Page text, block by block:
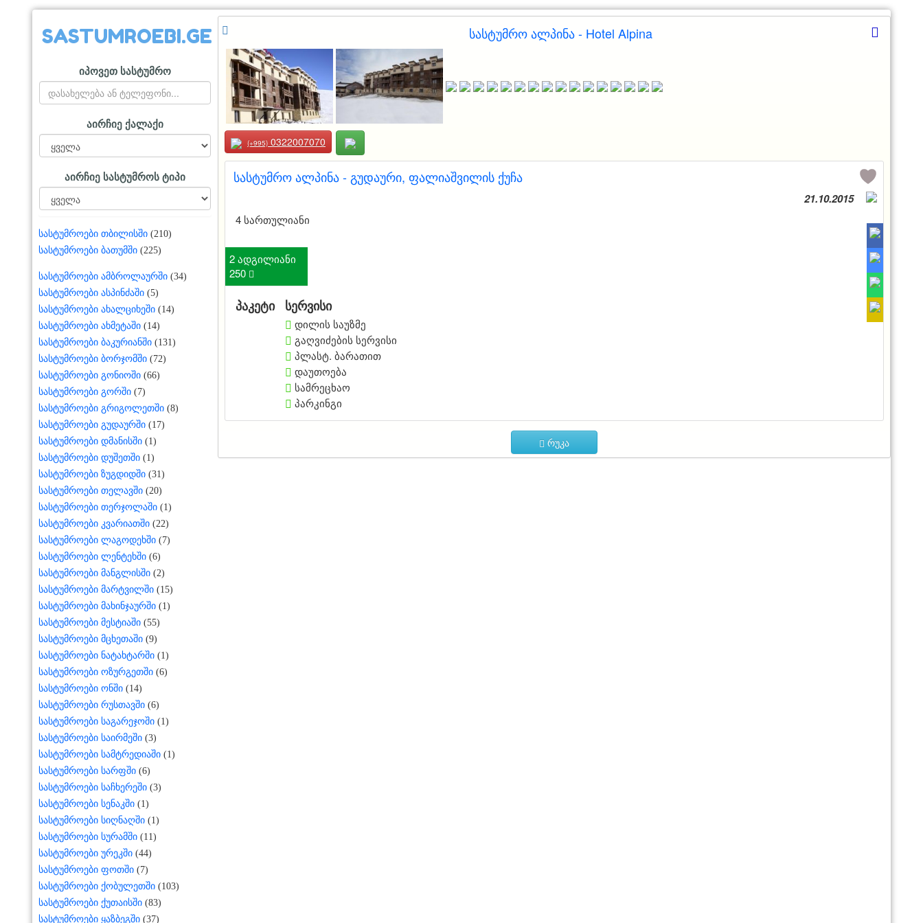
SASTUMROEBI.GE
იპოვეთ სასტუმრო
აირჩიე ქალაქი
აირჩიე სასტუმროს ტიპი
სასტუმროები თბილისში (210)
სასტუმროები ბათუმში (225)
სასტუმროები ამბროლაურში (34)
სასტუმროები ასპინძაში (5)
სასტუმროები ახალციხეში (14)
სასტუმროები ახმეტაში (14)
სასტუმროები ბაკურიანში (131)
სასტუმროები ბორჯომში (72)
სასტუმროები გონიოში (66)
სასტუმროები გორში (7)
სასტუმროები გრიგოლეთში (8)
სასტუმროები გუდაურში (17)
სასტუმროები დმანისში (1)
სასტუმროები დუშეთში (1)
სასტუმროები ზუგდიდში (31)
სასტუმროები თელავში (20)
სასტუმროები თერჯოლაში (1)
სასტუმროები კვარიათში (22)
სასტუმროები ლაგოდეხში (7)
სასტუმროები ლენტეხში (6)
სასტუმროები მანგლისში (2)
სასტუმროები მარტვილში (15)
სასტუმროები მახინჯაურში (1)
სასტუმროები მესტიაში (55)
სასტუმროები მცხეთაში (9)
სასტუმროები ნატახტარში (1)
სასტუმროები ოზურგეთში (6)
სასტუმროები ონში (14)
სასტუმროები რუსთავში (6)
სასტუმროები საგარეჯოში (1)
სასტუმროები საირმეში (3)
სასტუმროები სამტრედიაში (1)
სასტუმროები სარფში (6)
სასტუმროები საჩხერეში (3)
სასტუმროები სენაკში (1)
სასტუმროები სიღნაღში (1)
სასტუმროები სურამში (11)
სასტუმროები ურეკში (44)
სასტუმროები ფოთში (7)
სასტუმროები ქობულეთში (103)
სასტუმროები ქუთაისში (83)
სასტუმროები ყაზბეგში (37)
სასტუმრო ალპინა - Hotel Alpina
(+995) 0322007070
სასტუმრო ალპინა - გუდაური, ფალიაშვილის ქუჩა
21.10.2015
4 სართულიანი
2 ადგილიანი
250 
პაკეტი სერვისი
დილის საუზმე
გაღვიძების სერვისი
პლასტ. ბარათით
დაუთოება
სამრეცხაო
პარკინგი
რუკა